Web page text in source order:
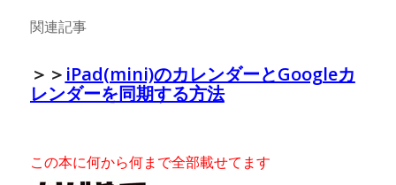
関連記事
＞＞ iPad(mini)のカレンダーとGoogleカ
レンダーを同期する方法
この本に何から何まで全部載せてます